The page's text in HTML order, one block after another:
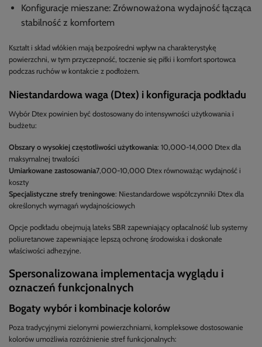
Konfiguracje mieszane: Zrównoważona wydajność łącząca
stabilność z komfortem
Kształt i skład włókien mają bezpośredni wpływ na charakterystykę
powierzchni, w tym przyczepność, toczenie się piłki i komfort sportowca
podczas ruchów w kontakcie z podłożem.
Niestandardowa waga (Dtex) i konfiguracja podkładu
Wybór Dtex powinien być dostosowany do intensywności użytkowania i
budżetu:
Obszary o wysokiej częstotliwości użytkowania: 10,000-14,000 Dtex dla
maksymalnej trwałości
Umiarkowane zastosowania7,000-10,000 Dtex równoważąc wydajność i
koszty
Specjalistyczne strefy treningowe: Niestandardowe współczynniki Dtex dla
określonych wymagań wydajnościowych
Opcje podkładu obejmują lateks SBR zapewniający opłacalność lub systemy
poliuretanowe zapewniające lepszą ochronę środowiska i doskonałe
właściwości adhezyjne.
Spersonalizowana implementacja wyglądu i
oznaczeń funkcjonalnych
Bogaty wybór i kombinacje kolorów
Poza tradycyjnymi zielonymi powierzchniami, kompleksowe dostosowanie
kolorów umożliwia rozróżnienie stref funkcjonalnych: